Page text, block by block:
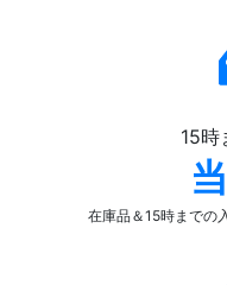
15時
在庫品＆15時までの